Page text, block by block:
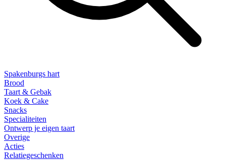
Spakenburgs hart
Brood
Taart & Gebak
Koek & Cake
Snacks
Specialiteiten
Ontwerp je eigen taart
Overige
Acties
Relatiegeschenken